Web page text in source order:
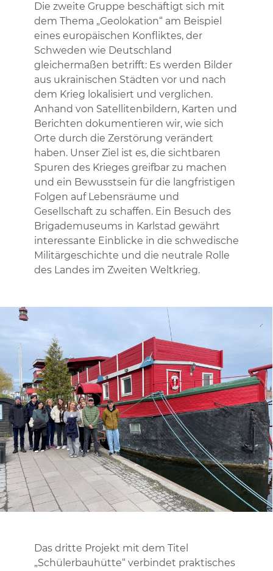
Die zweite Gruppe beschäftigt sich mit
dem Thema „Geolokation“ am Beispiel
eines europäischen Konfliktes, der
Schweden wie Deutschland
gleichermaßen betrifft: Es werden Bilder
aus ukrainischen Städten vor und nach
dem Krieg lokalisiert und verglichen.
Anhand von Satellitenbildern, Karten und
Berichten dokumentieren wir, wie sich
Orte durch die Zerstörung verändert
haben. Unser Ziel ist es, die sichtbaren
Spuren des Krieges greifbar zu machen
und ein Bewusstsein für die langfristigen
Folgen auf Lebensräume und
Gesellschaft zu schaffen. Ein Besuch des
Brigademuseums in Karlstad gewährt
interessante Einblicke in die schwedische
Militärgeschichte und die neutrale Rolle
des Landes im Zweiten Weltkrieg.
Das dritte Projekt mit dem Titel
„Schülerbauhütte“ verbindet praktisches